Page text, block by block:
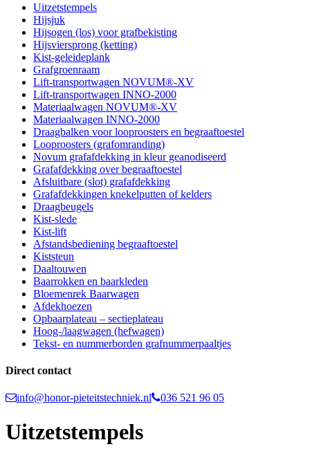
Uitzetstempels
Hijsjuk
Hijsogen (los) voor grafbekisting
Hijsviersprong (ketting)
Kist-geleideplank
Grafgroenraam
Lift-transportwagen NOVUM®-XV
Lift-transportwagen INNO-2000
Materiaalwagen NOVUM®-XV
Materiaalwagen INNO-2000
Draagbalken voor looproosters en begraaftoestel
Looproosters (grafomranding)
Novum grafafdekking in kleur geanodiseerd
Grafafdekking over begraaftoestel
Afsluitbare (slot) grafafdekking
Grafafdekkingen knekelputten of kelders
Draagbeugels
Kist-slede
Kist-lift
Afstandsbediening begraaftoestel
Kiststeun
Daaltouwen
Baarrokken en baarkleden
Bloemenrek Baarwagen
Afdekhoezen
Opbaarplateau – sectieplateau
Hoog-/laagwagen (hefwagen)
Tekst- en nummerborden grafnummerpaaltjes
Direct contact
info@honor-pieteitstechniek.nl 036 521 96 05
Uitzetstempels